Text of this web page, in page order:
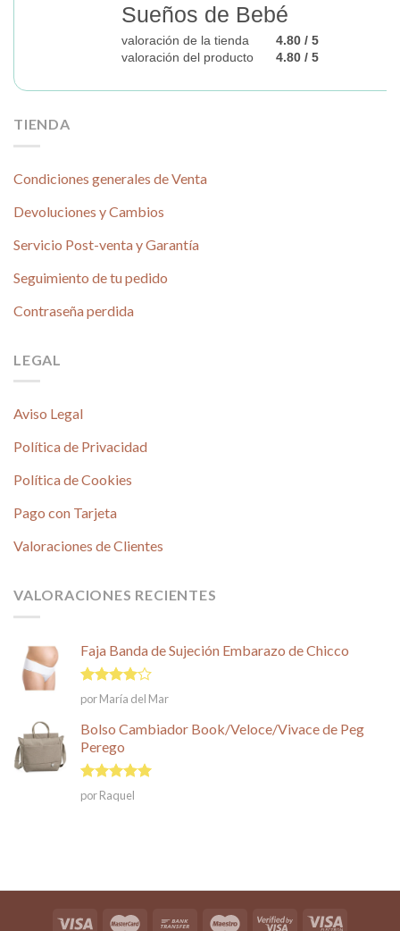
Sueños de Bebé
valoración de la tienda
4.80 / 5
valoración del producto
4.80 / 5
TIENDA
Condiciones generales de Venta
Devoluciones y Cambios
Servicio Post-venta y Garantía
Seguimiento de tu pedido
Contraseña perdida
LEGAL
Aviso Legal
Política de Privacidad
Política de Cookies
Pago con Tarjeta
Valoraciones de Clientes
VALORACIONES RECIENTES
Faja Banda de Sujeción Embarazo de Chicco
Valorado
en
5
por María del Mar
Bolso Cambiador Book/Veloce/Vivace de Peg
Perego
Valorado en
5
de 5
por Raquel